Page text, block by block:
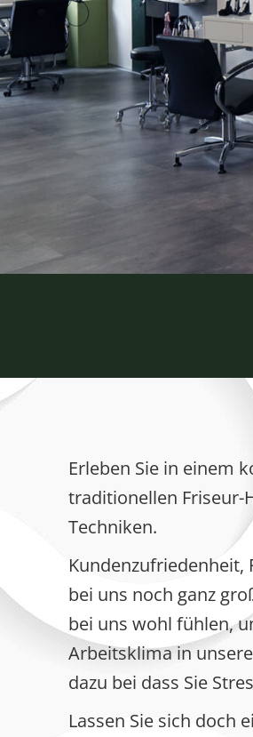
Erleben Sie in einem
traditionellen Friseur-
Techniken.
Kundenzufriedenheit,
bei uns noch ganz
bei uns wohl fühlen,
Arbeitsklima in
dazu bei dass Sie
Lassen Sie sich doch